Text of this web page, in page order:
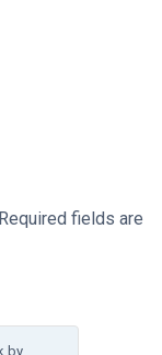
Required fields are